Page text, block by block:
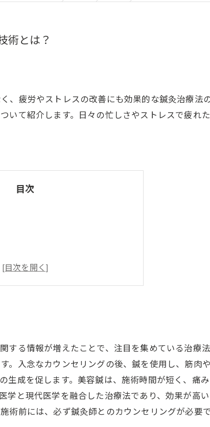
術とは？
疲労やストレスの改善にも効果的な鍼灸治療法
て紹介します。日々の忙しさやストレスで疲れ
目次
に
る情報が増えたことで、注目を集めている治療
入念なカウンセリングの後、鍼を使用し、筋肉
成を促します。美容鍼は、施術時間が短く、痛
と現代医学を融合した治療法であり、効果が高い
前には、必ず鍼灸師とのカウンセリングが必要